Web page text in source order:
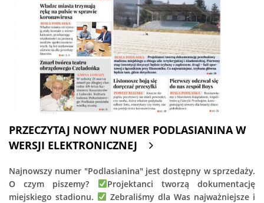
PRZECZYTAJ NOWY NUMER PODLASIANINA W
WERSJI ELEKTRONICZNEJ
Najnowszy numer "Podlasianina" jest dostępny w sprzedaży.
O czym piszemy?
Projektanci tworzą dokumentację
miejskiego stadionu.
Zebraliśmy dla Was najważniejsze i